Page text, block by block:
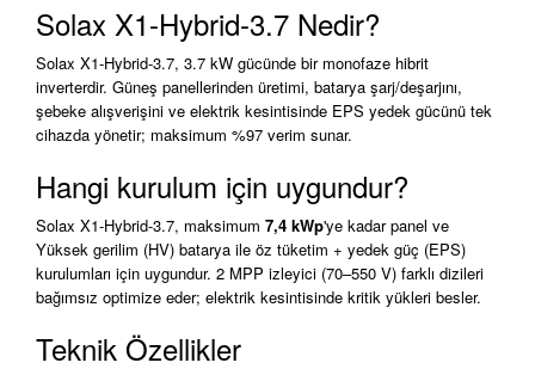
Solax X1-Hybrid-3.7 Nedir?
Solax X1-Hybrid-3.7, 3.7 kW gücünde bir monofaze hibrit
inverterdir. Güneş panellerinden üretimi, batarya şarj/deşarjını,
şebeke alışverişini ve elektrik kesintisinde EPS yedek gücünü tek
cihazda yönetir; maksimum %97 verim sunar.
Hangi kurulum için uygundur?
Solax X1-Hybrid-3.7, maksimum 7,4 kWp'ye kadar panel ve
Yüksek gerilim (HV) batarya ile öz tüketim + yedek güç (EPS)
kurulumları için uygundur. 2 MPP izleyici (70–550 V) farklı dizileri
bağımsız optimize eder; elektrik kesintisinde kritik yükleri besler.
Teknik Özellikler